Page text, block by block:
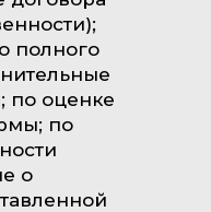
полного
по оценке
по
о